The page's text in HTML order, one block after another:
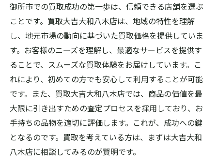
買取大吉大和八木店の安心感の理由
信頼を築くための買取体験の重要性
御所市での買取成功のカギは買取大吉大和八木
店にあり！
御所市で買取成功を目指す理由
買取大吉大和八木店が選ばれるポイント
買取成功のための基本的なステップ
御所市で買取のカギを握る要素
買取大吉大和八木店での成功事例を紹介
買取成功の秘訣を御所市で実感
御所市での買取成功の第一歩は、信頼できる店舗を選ぶ
ことです。買取大吉大和八木店は、地域の特性を理解
し、地元市場の動向に基づいた買取価格を提供していま
す。お客様のニーズを理解し、最適なサービスを提供す
ることで、スムーズな買取体験をお届けしています。こ
れにより、初めての方でも安心して利用することが可能
です。また、買取大吉大和八木店では、商品の価値を最
大限に引き出すための査定プロセスを採用しており、お
手持ちの品物を適切に評価します。これが、成功への鍵
となるのです。買取を考えている方は、まずは大吉大和
八木店に相談してみるのが賢明です。